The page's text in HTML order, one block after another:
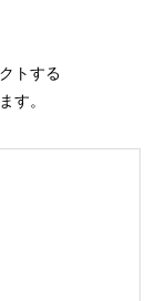
トする
す。